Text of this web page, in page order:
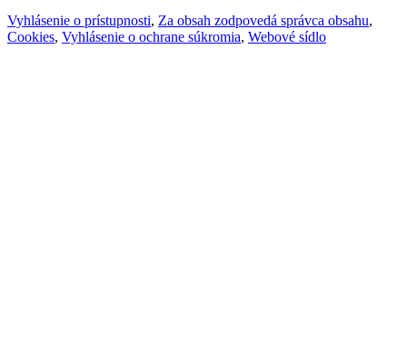
Vyhlásenie o prístupnosti, Za obsah zodpovedá správca obsahu,
Cookies, Vyhlásenie o ochrane súkromia, Webové sídlo